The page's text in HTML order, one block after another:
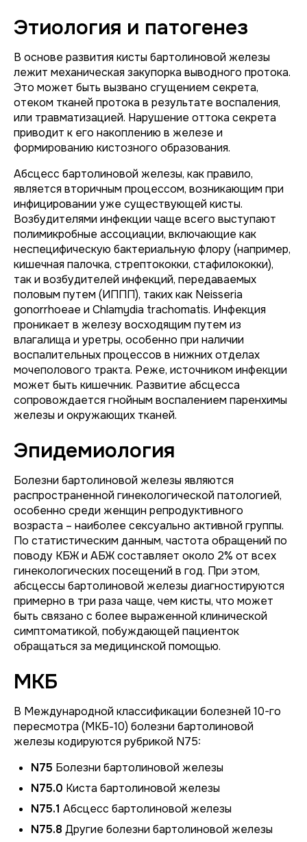
Этиология и патогенез
В основе развития кисты бартолиновой железы
лежит механическая закупорка выводного протока.
Это может быть вызвано сгущением секрета,
отеком тканей протока в результате воспаления,
или травматизацией. Нарушение оттока секрета
приводит к его накоплению в железе и
формированию кистозного образования.
Абсцесс бартолиновой железы, как правило,
является вторичным процессом, возникающим при
инфицировании уже существующей кисты.
Возбудителями инфекции чаще всего выступают
полимикробные ассоциации, включающие как
неспецифическую бактериальную флору (например,
кишечная палочка, стрептококки, стафилококки),
так и возбудителей инфекций, передаваемых
половым путем (ИППП), таких как Neisseria
gonorrhoeae и Chlamydia trachomatis. Инфекция
проникает в железу восходящим путем из
влагалища и уретры, особенно при наличии
воспалительных процессов в нижних отделах
мочеполового тракта. Реже, источником инфекции
может быть кишечник. Развитие абсцесса
сопровождается гнойным воспалением паренхимы
железы и окружающих тканей.
Эпидемиология
Болезни бартолиновой железы являются
распространенной гинекологической патологией,
особенно среди женщин репродуктивного
возраста – наиболее сексуально активной группы.
По статистическим данным, частота обращений по
поводу КБЖ и АБЖ составляет около 2% от всех
гинекологических посещений в год. При этом,
абсцессы бартолиновой железы диагностируются
примерно в три раза чаще, чем кисты, что может
быть связано с более выраженной клинической
симптоматикой, побуждающей пациенток
обращаться за медицинской помощью.
МКБ
В Международной классификации болезней 10-го
пересмотра (МКБ-10) болезни бартолиновой
железы кодируются рубрикой N75:
N75 Болезни бартолиновой железы
N75.0 Киста бартолиновой железы
N75.1 Абсцесс бартолиновой железы
N75.8 Другие болезни бартолиновой железы